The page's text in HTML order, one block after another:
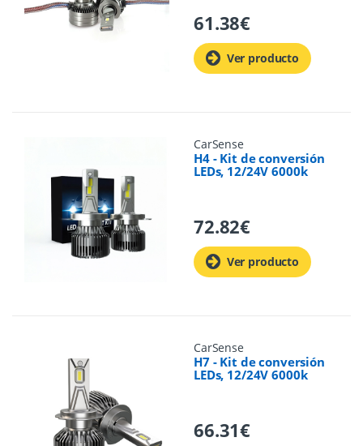
61.38€
Ver producto
CarSense
H4 - Kit de conversión
LEDs, 12/24V 6000k
72.82€
Ver producto
CarSense
H7 - Kit de conversión
LEDs, 12/24V 6000k
66.31€